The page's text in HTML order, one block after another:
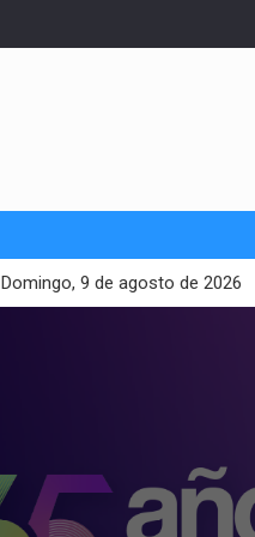
Domingo, 9 de agosto de 2026